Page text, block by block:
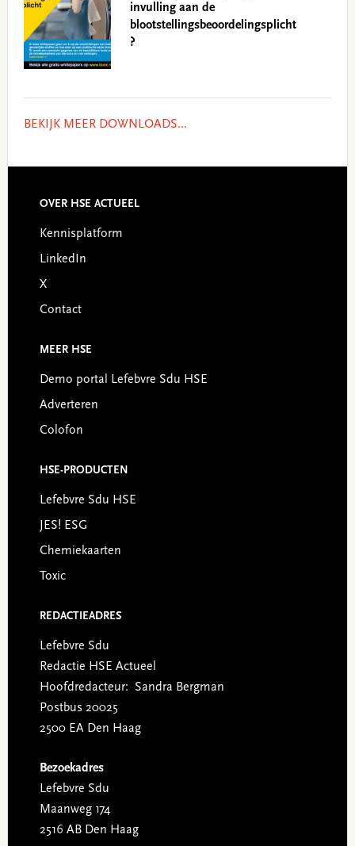
invulling aan de
blootstellingsbeoordelingsplicht
?
BEKIJK MEER DOWNLOADS...
Footer
OVER HSE ACTUEEL
Kennisplatform
LinkedIn
X
Contact
MEER HSE
Demo portal Lefebvre Sdu HSE
Adverteren
Colofon
HSE-PRODUCTEN
Lefebvre Sdu HSE
JES! ESG
Chemiekaarten
Toxic
REDACTIEADRES
Lefebvre Sdu
Redactie HSE Actueel
Hoofdredacteur: Sandra Bergman
Postbus 20025
2500 EA Den Haag
Bezoekadres
Lefebvre Sdu
Maanweg 174
2516 AB Den Haag